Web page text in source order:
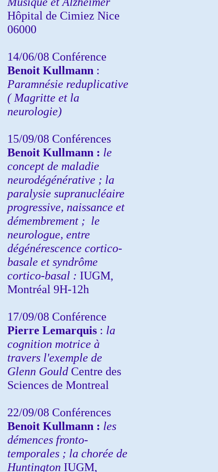
Hôpital de Cimiez Nice
06000
14/06/08 Conférence
Benoit Kullmann :
Paramnésie reduplicative
( Magritte et la
neurologie)
15/09/08 Conférences
Benoit Kullmann : le
concept de maladie
neurodégénérative ; la
paralysie supranucléaire
progressive, naissance et
démembrement ; le
neurologue, entre
dégénérescence cortico-
basale et syndrôme
cortico-basal : IUGM,
Montréal 9H-12h
17/09/08 Conférence
Pierre Lemarquis : la
cognition motrice à
travers l'exemple de
Glenn Gould Centre des
Sciences de Montreal
22/09/08 Conférences
Benoit Kullmann : les
démences fronto-
temporales ; la chorée de
Huntington IUGM,